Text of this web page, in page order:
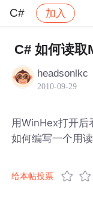
C# 加入
社区 C#
C# 如何读取
headsonlkc
2010-09-29
用WinHex打开后
如何编写一个用
给本帖投票